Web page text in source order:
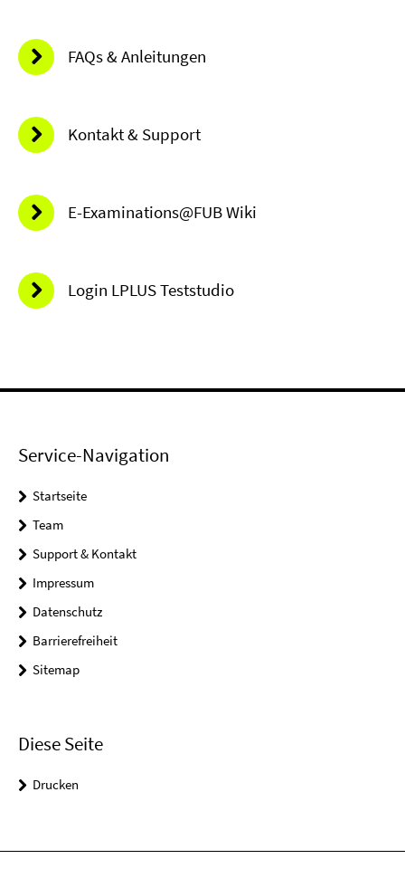
FAQs & Anleitungen
Kontakt & Support
E-Examinations@FUB Wiki
Login LPLUS Teststudio
Service-Navigation
Startseite
Team
Support & Kontakt
Impressum
Datenschutz
Barrierefreiheit
Sitemap
Diese Seite
Drucken